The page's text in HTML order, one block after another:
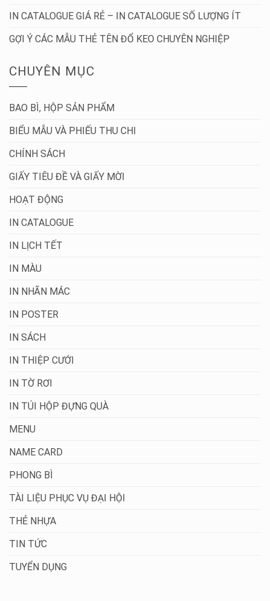
IN CATALOGUE GIÁ RẺ – IN CATALOGUE SỐ LƯỢNG ÍT
GỢI Ý CÁC MẪU THẺ TÊN ĐỔ KEO CHUYÊN NGHIỆP
CHUYÊN MỤC
BAO BÌ, HỘP SẢN PHẨM
BIỂU MẪU VÀ PHIẾU THU CHI
CHÍNH SÁCH
GIẤY TIÊU ĐỀ VÀ GIẤY MỜI
HOẠT ĐỘNG
IN CATALOGUE
IN LỊCH TẾT
IN MÀU
IN NHÃN MÁC
IN POSTER
IN SÁCH
IN THIỆP CƯỚI
IN TỜ RƠI
IN TÚI HỘP ĐỰNG QUÀ
MENU
NAME CARD
PHONG BÌ
TÀI LIỆU PHỤC VỤ ĐẠI HỘI
THẺ NHỰA
TIN TỨC
TUYỂN DỤNG